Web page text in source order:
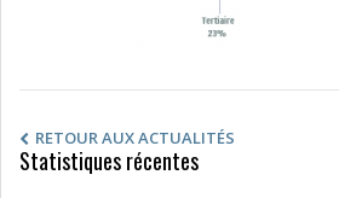
RETOUR AUX ACTUALITÉS
Statistiques récentes